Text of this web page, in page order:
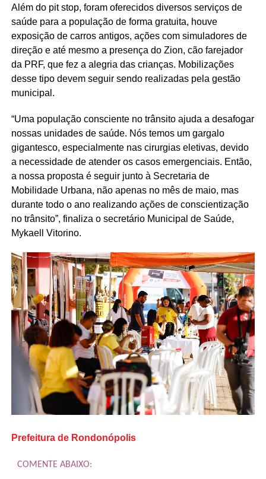
Além do pit stop, foram oferecidos diversos serviços de
saúde para a população de forma gratuita, houve
exposição de carros antigos, ações com simuladores de
direção e até mesmo a presença do Zion, cão farejador
da PRF, que fez a alegria das crianças. Mobilizações
desse tipo devem seguir sendo realizadas pela gestão
municipal.
“Uma população consciente no trânsito ajuda a desafogar
nossas unidades de saúde. Nós temos um gargalo
gigantesco, especialmente nas cirurgias eletivas, devido
a necessidade de atender os casos emergenciais. Então,
a nossa proposta é seguir junto à Secretaria de
Mobilidade Urbana, não apenas no mês de maio, mas
durante todo o ano realizando ações de conscientização
no trânsito”, finaliza o secretário Municipal de Saúde,
Mykaell Vitorino.
Prefeitura de Rondonópolis
COMENTE ABAIXO: